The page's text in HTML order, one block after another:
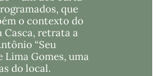
que
o contexto do
Casca, retrata a
“Seu
Lima Gomes, uma
do local.